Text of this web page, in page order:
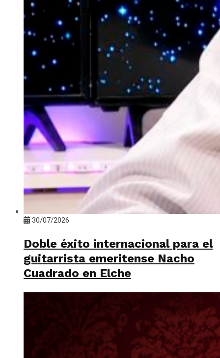
30/07/2026
Doble éxito internacional para el
guitarrista emeritense Nacho
Cuadrado en Elche